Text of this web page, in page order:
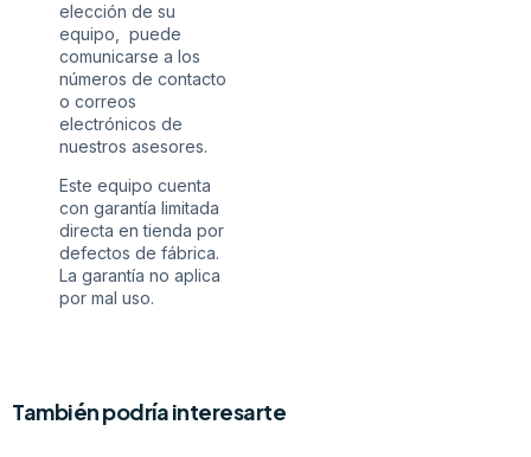
elección de su
equipo, puede
comunicarse a los
números de contacto
o correos
electrónicos de
nuestros asesores.
Este equipo cuenta
con garantía limitada
directa en tienda por
defectos de fábrica.
La garantía no aplica
por mal uso.
También podría interesarte